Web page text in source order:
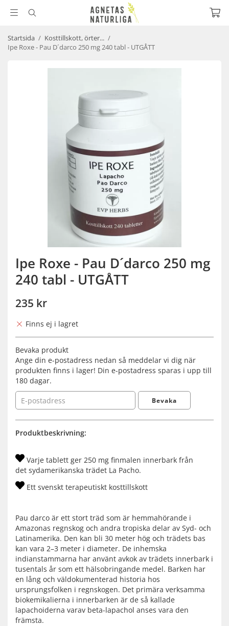
Startsida / Kosttillskott, örter... /
Ipe Roxe - Pau D´darco 250 mg 240 tabl - UTGÅTT
Ipe Roxe - Pau D´darco 250 mg
240 tabl - UTGÅTT
235 kr
Finns ej i lagret
Bevaka produkt
Ange din e-postadress nedan så meddelar vi dig när
produkten finns i lager! Din e-postadress sparas i upp till
180 dagar.
Bevaka
Produktbeskrivning:
Varje tablett ger 250 mg finmalen innerbark från
det sydamerikanska trädet La Pacho.
Ett svenskt terapeutiskt kosttillskott
Pau darco är ett stort träd som är hemmahörande i
Amazonas regnskog och andra tropiska delar av Syd- och
Latinamerika. Den kan bli 30 meter hög och trädets bas
kan vara 2–3 meter i diameter. De inhemska
indianstammarna har använt avkok av trädets innerbark i
tusentals år som ett hälsobringande medel. Barken har
en lång och väldokumenterad historia hos
ursprungsfolken i regnskogen. Det primära verksamma
biokemikalierna i innerbarken är de så kallade
lapachoiderna varav beta-lapachol anses vara den
främsta.